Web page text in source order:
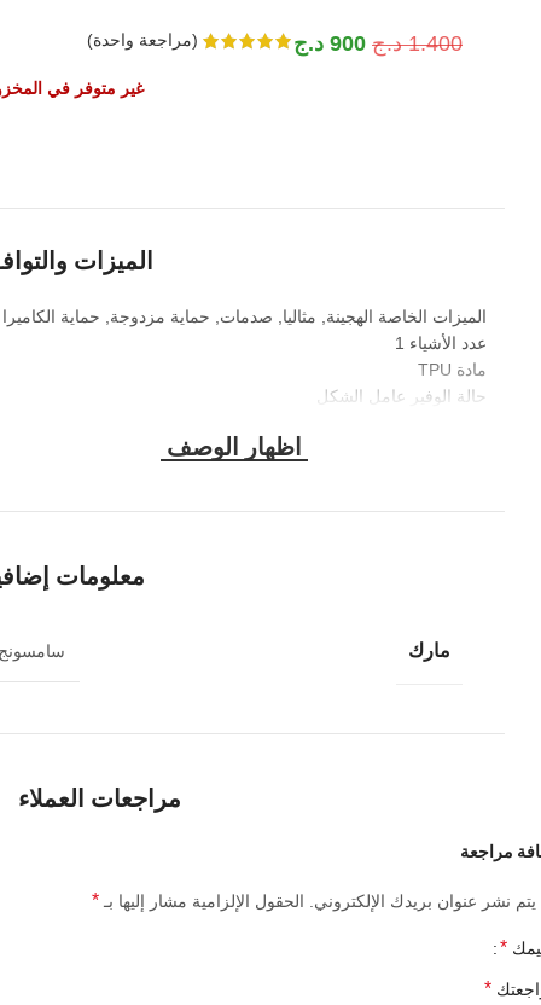
1.400 د.ج 900 د.ج (مراجعة واحدة)
غير متوفر في
الميزات
الميزات الخاصة الهجينة, مثاليا, صدمات, حماية مزدوجة, حماية الكاميرا
عدد الأشياء 1
مادة TPU
حالة الوفير عامل الشكل
معلومات
مارك
مراجعات العملاء
مراجعة
نشر عنوان بريدك الإلكتروني. الحقول الإلزامية مشار إليها بـ*
*
*